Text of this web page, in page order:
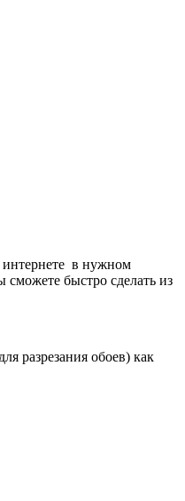
интернете в нужном
быстро сделать из
разрезания обоев) как